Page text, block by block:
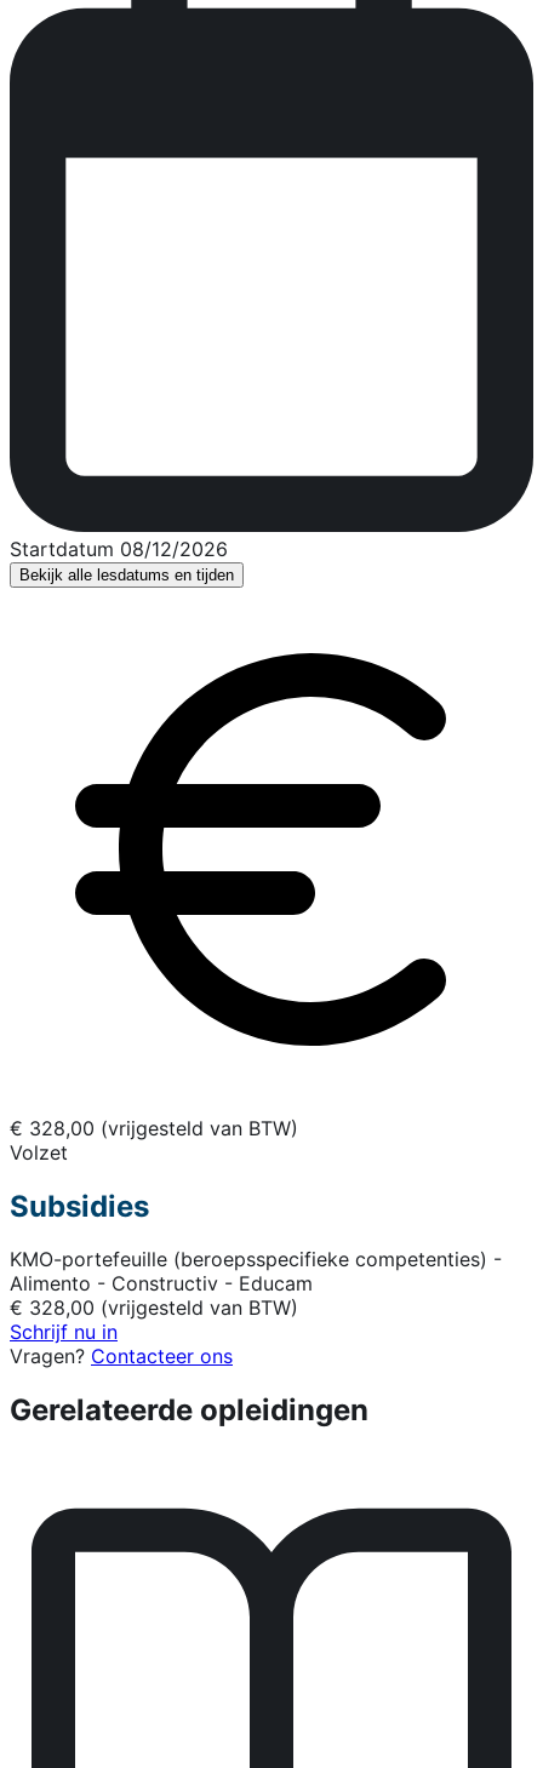
Startdatum 08/12/2026
Bekijk alle lesdatums en tijden
€ 328,00 (vrijgesteld van BTW)
Volzet
Subsidies
KMO-portefeuille (beroepsspecifieke competenties) -
Alimento - Constructiv - Educam
€ 328,00 (vrijgesteld van BTW)
Schrijf nu in
Vragen? Contacteer ons
Gerelateerde opleidingen